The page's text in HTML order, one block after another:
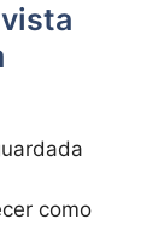
como